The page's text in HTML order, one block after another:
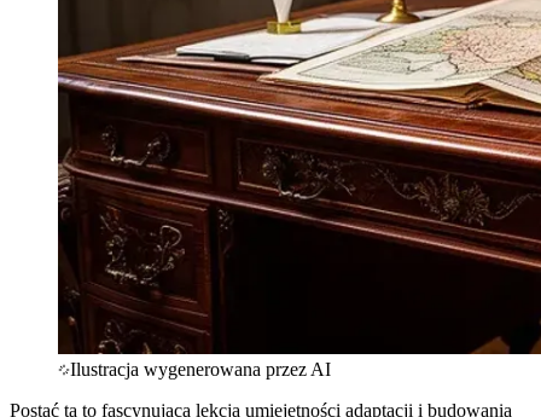
Ilustracja wygenerowana przez AI
Postać ta to fascynująca lekcja umiejętności adaptacji i budowania